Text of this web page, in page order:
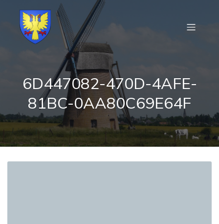
6D447082-470D-4AFE-
81BC-0AA80C69E64F